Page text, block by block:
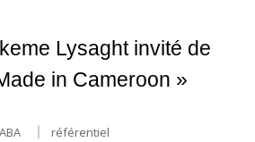
Lysaght invité de
in Cameroon »
référentiel